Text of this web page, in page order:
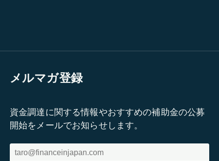
メルマガ登録
資金調達に関する情報やおすすめの補助金の公募
開始をメールでお知らせします。